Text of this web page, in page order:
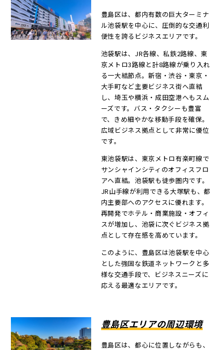
豊島区は、都内有数の巨大ターミナ
ル池袋駅を中心に、圧倒的な交通利
便性を誇るビジネスエリアです。
池袋駅は、JR各線、私鉄2路線、東
京メトロ3路線と計8路線が乗り入れ
る一大結節点。新宿・渋谷・東京・
大手町など主要ビジネス街へ直結
し、埼玉や横浜・成田空港へもスム
ーズです。バス・タクシーも豊富
で、きめ細やかな移動手段を確保。
広域ビジネス拠点として非常に優位
です。
東池袋駅は、東京メトロ有楽町線で
サンシャインシティのオフィスフロ
アへ直結。池袋駅も徒歩圏内です。
JR山手線が利用できる大塚駅も、都
内主要部へのアクセスに優れます。
再開発でホテル・商業施設・オフィ
スが増加し、池袋に次ぐビジネス拠
点として存在感を高めています。
このように、豊島区は池袋駅を中心
とした強固な鉄道ネットワークと多
様な交通手段で、ビジネスニーズに
応える最適なエリアです。
豊島区エリアの周辺環境
豊島区は、都心に位置しながらも、